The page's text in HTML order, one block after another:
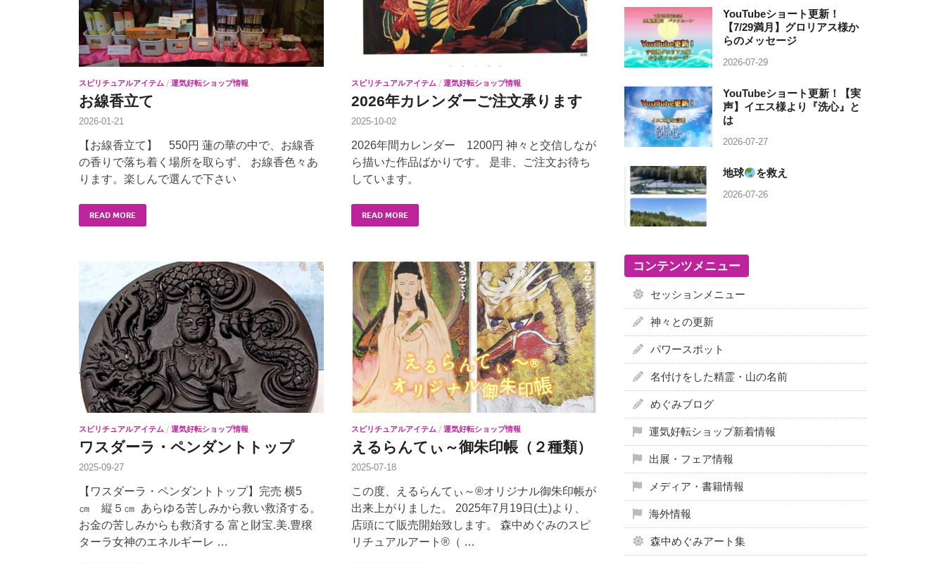
スピリチュアルアイテム / 運気好転ショップ情報
お線香立て
2026-01-21
【お線香立て】 550円 蓮の華の中で、お線香
の香りで落ち着く場所を取らず、 お線香色々あ
ります。楽しんで選んで下さい
READ MORE
スピリチュアルアイテム / 運気好転ショップ情報
2026年カレンダーご注文承ります
2025-10-02
2026年間カレンダー 1200円 神々と交信しなが
ら描いた作品ばかりです。 是非、ご注文お待ち
しています。
READ MORE
スピリチュアルアイテム / 運気好転ショップ情報
ワスダーラ・ペンダントトップ
2025-09-27
【ワスダーラ・ペンダントトップ】完売 横5
㎝ 縦５㎝ あらゆる苦しみから救い救済する。
お金の苦しみからも救済する 富と財宝.美.豊穣
ターラ女神のエネルギーレ …
スピリチュアルアイテム / 運気好転ショップ情報
えるらんてぃ～御朱印帳（２種類）
2025-07-18
この度、えるらんてぃ～®オリジナル御朱印帳が
出来上がりました。 2025年7月19日(土)より、
店頭にて販売開始致します。 森中めぐみのスピ
リチュアルアート®（ …
YouTubeショート更新！
【7/29満月】グロリアス様か
らのメッセージ
2026-07-29
YouTubeショート更新！【実
声】イエス様より『洗心』と
は
2026-07-27
地球 を救え
2026-07-26
コンテンツメニュー
セッションメニュー
神々との更新
パワースポット
名付けをした精霊・山の名前
めぐみブログ
運気好転ショップ新着情報
出展・フェア情報
メディア・書籍情報
海外情報
森中めぐみアート集